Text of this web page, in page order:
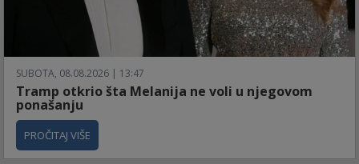
SUBOTA, 08.08.2026 | 13:47
Tramp otkrio šta Melanija ne voli u njegovom
ponašanju
PROČITAJ VIŠE